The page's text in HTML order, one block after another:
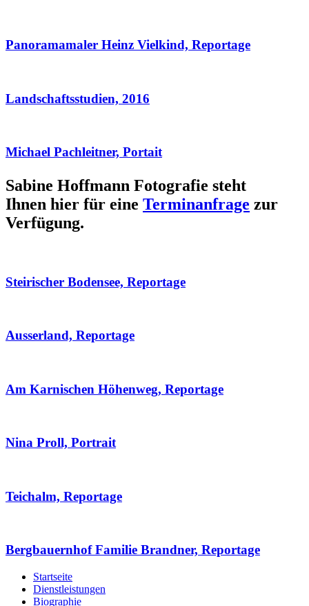
Panoramamaler Heinz Vielkind, Reportage
Landschaftsstudien, 2016
Michael Pachleitner, Portait
Sabine Hoffmann Fotografie steht
Ihnen hier für eine Terminanfrage zur
Verfügung.
Steirischer Bodensee, Reportage
Ausserland, Reportage
Am Karnischen Höhenweg, Reportage
Nina Proll, Portrait
Teichalm, Reportage
Bergbauernhof Familie Brandner, Reportage
Startseite
Dienstleistungen
Biographie